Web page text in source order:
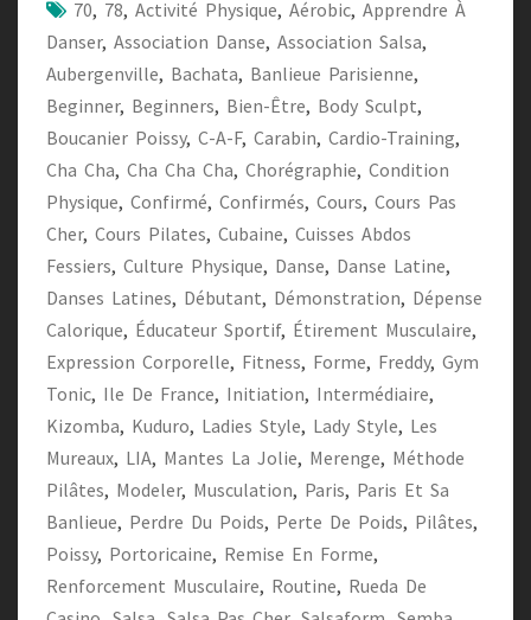
70, 78, Activité Physique, Aérobic, Apprendre À
Danser, Association Danse, Association Salsa,
Aubergenville, Bachata, Banlieue Parisienne,
Beginner, Beginners, Bien-Être, Body Sculpt,
Boucanier Poissy, C-A-F, Carabin, Cardio-Training,
Cha Cha, Cha Cha Cha, Chorégraphie, Condition
Physique, Confirmé, Confirmés, Cours, Cours Pas
Cher, Cours Pilates, Cubaine, Cuisses Abdos
Fessiers, Culture Physique, Danse, Danse Latine,
Danses Latines, Débutant, Démonstration, Dépense
Calorique, Éducateur Sportif, Étirement Musculaire,
Expression Corporelle, Fitness, Forme, Freddy, Gym
Tonic, Ile De France, Initiation, Intermédiaire,
Kizomba, Kuduro, Ladies Style, Lady Style, Les
Mureaux, LIA, Mantes La Jolie, Merenge, Méthode
Pilâtes, Modeler, Musculation, Paris, Paris Et Sa
Banlieue, Perdre Du Poids, Perte De Poids, Pilâtes,
Poissy, Portoricaine, Remise En Forme,
Renforcement Musculaire, Routine, Rueda De